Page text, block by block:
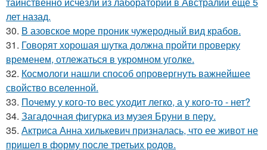
лет назад.
30. В азовское море проник чужеродный вид крабов.
31. Говорят хорошая шутка должна пройти проверку
временем, отлежаться в укромном уголке.
32. Космологи нашли способ опровергнуть важнейшее
свойство вселенной.
33. Почему у кого-то вес уходит легко, а у кого-то - нет?
34. Загадочная фигурка из музея Бруни в перу.
35. Актриса Анна хилькевич призналась, что ее живот не
пришел в форму после третьих родов.